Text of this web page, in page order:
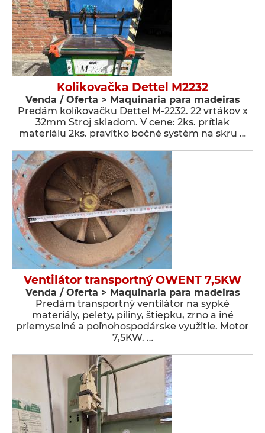
Kolikovačka Dettel M2232
Venda / Oferta > Maquinaria para madeiras
Predám kolíkovačku Dettel M-2232. 22 vrtákov x
32mm Stroj skladom. V cene: 2ks. prítlak
materiálu 2ks. pravítko bočné systém na skru …
Ventilátor transportný OWENT 7,5KW
Venda / Oferta > Maquinaria para madeiras
Predám transportný ventilátor na sypké
materiály, pelety, piliny, štiepku, zrno a iné
priemyselné a poľnohospodárske využitie. Motor
7,5KW. …